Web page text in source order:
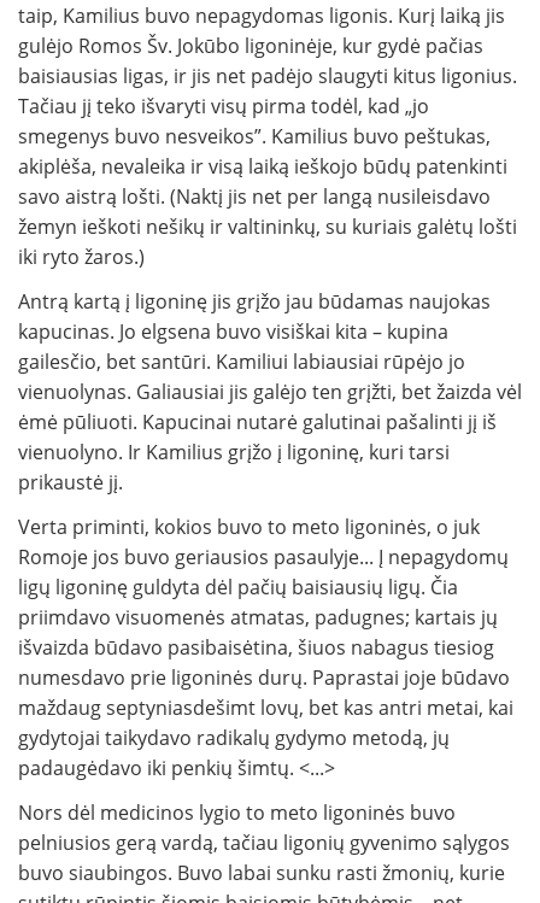
taip, Kamilius buvo nepagydomas ligonis. Kurį laiką jis
gulėjo Romos Šv. Jokūbo ligoninėje, kur gydė pačias
baisiausias ligas, ir jis net padėjo slaugyti kitus ligonius.
Tačiau jį teko išvaryti visų pirma todėl, kad „jo
smegenys buvo nesveikos”. Kamilius buvo peštukas,
akiplėša, nevaleika ir visą laiką ieškojo būdų patenkinti
savo aistrą lošti. (Naktį jis net per langą nusileisdavo
žemyn ieškoti nešikų ir valtininkų, su kuriais galėtų lošti
iki ryto žaros.)
Antrą kartą į ligoninę jis grįžo jau būdamas naujokas
kapucinas. Jo elgsena buvo visiškai kita – kupina
gailesčio, bet santūri. Kamiliui labiausiai rūpėjo jo
vienuolynas. Galiausiai jis galėjo ten grįžti, bet žaizda vėl
ėmė pūliuoti. Kapucinai nutarė galutinai pašalinti jį iš
vienuolyno. Ir Kamilius grįžo į ligoninę, kuri tarsi
prikaustė jį.
Verta priminti, kokios buvo to meto ligoninės, o juk
Romoje jos buvo geriausios pasaulyje... Į nepagydomų
ligų ligoninę guldyta dėl pačių baisiausių ligų. Čia
priimdavo visuomenės atmatas, padugnes; kartais jų
išvaizda būdavo pasibaisėtina, šiuos nabagus tiesiog
numesdavo prie ligoninės durų. Paprastai joje būdavo
maždaug septyniasdešimt lovų, bet kas antri metai, kai
gydytojai taikydavo radikalų gydymo metodą, jų
padaugėdavo iki penkių šimtų. <...>
Nors dėl medicinos lygio to meto ligoninės buvo
pelniusios gerą vardą, tačiau ligonių gyvenimo sąlygos
buvo siaubingos. Buvo labai sunku rasti žmonių, kurie